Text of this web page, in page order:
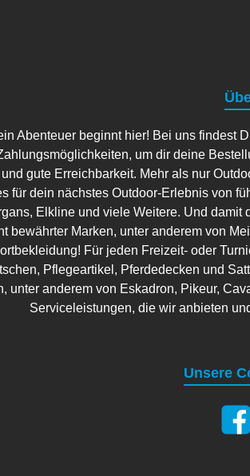
Abenteuer beginnt hier! Bei uns
um dir deine
gute Erreichbarkeit. Mehr als nur
für dein nächstes Outdoor-Erlebnis von
Elkline und viele Weitere. Und
bewährter Marken, unter anderem von
Für jeden Freizeit- oder
Pflegeartikel, Pferdedecken und
unter anderem von Eskadron, Pikeur,
Serviceleistungen, die wir anbieten
Unsere